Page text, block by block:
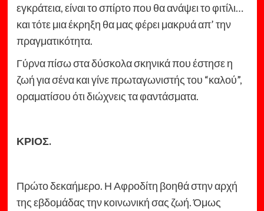
εγκράτεια, είναι το σπίρτο που θα ανάψει το φιτίλι…
και τότε μια έκρηξη θα μας φέρει μακρυά απ’ την
πραγματικότητα.
Γύρνα πίσω στα δύσκολα σκηνικά που έστησε η
ζωή για σένα και γίνε πρωταγωνιστής του “καλού”,
οραματίσου ότι διώχνεις τα φαντάσματα.
ΚΡΙΟΣ.
Πρώτο δεκαήμερο. Η Αφροδίτη βοηθά στην αρχή
της εβδομάδας την κοινωνική σας ζωή. Όμως